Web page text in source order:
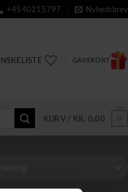
+4540215797 Nyhedsbrev
GAVEKORT
KURV / KR. 0,00